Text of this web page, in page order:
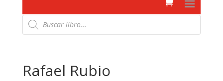
Búsqueda
de
productos
Rafael Rubio